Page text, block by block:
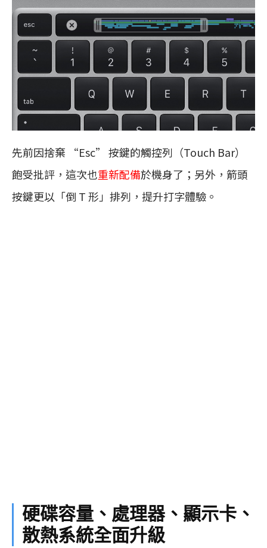
先前因捨棄 “Esc” 按鍵的觸控列（Touch Bar）
飽受批評，這次也重新配備於機身了；另外，箭頭
按鍵更以「倒 T 形」排列，提升打字體驗。
硬碟容量、處理器、顯示卡、
散熱系統全面升級